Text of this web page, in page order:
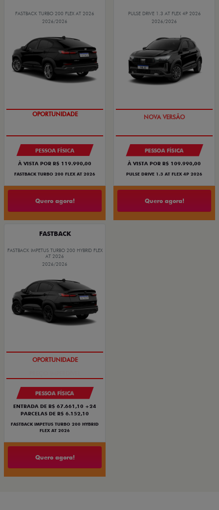
FASTBACK TURBO 200 FLEX AT 2026
2026/2026
OPORTUNIDADE
PESSOA FÍSICA
À VISTA POR R$ 119.990,00
FASTBACK TURBO 200 FLEX AT 2026
Quero agora!
PULSE DRIVE 1.3 AT FLEX 4P 2026
2026/2026
PREÇO IMPERDÍVEL
PESSOA FÍSICA
À VISTA POR R$ 109.990,00
PULSE DRIVE 1.3 AT FLEX 4P 2026
Quero agora!
FASTBACK
FASTBACK IMPETUS TURBO 200 HYBRID FLEX
AT 2026
2026/2026
PREÇO IMPERDÍVEL
PESSOA FÍSICA
ENTRADA DE R$ 67.661,10 +24
PARCELAS DE R$ 6.152,10
FASTBACK IMPETUS TURBO 200 HYBRID
FLEX AT 2026
Quero agora!